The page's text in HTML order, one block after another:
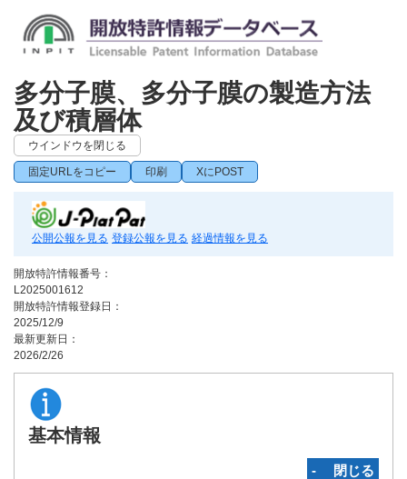
多分子膜、多分子膜の製造方法
及び積層体
ウインドウを閉じる
固定URLをコピー 印刷 XにPOST
公開公報を見る 登録公報を見る 経過情報を見る
開放特許情報番号：
L2025001612
開放特許情報登録日：
2025/12/9
最新更新日：
2026/2/26
基本情報
‐ 閉じる